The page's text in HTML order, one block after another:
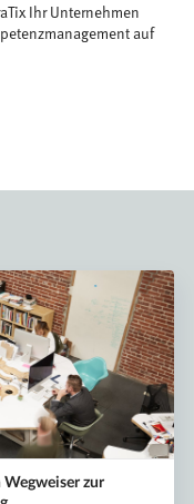
Ihr Unternehmen
auf
zur